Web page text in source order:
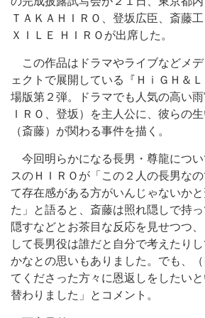
ＴＡＫＡＨＩＲＯ、登坂広臣、斎藤
ＸＩＬＥ ＨＩＲＯが出席した。
この作品はドラマやライブなどメ
ェクトで展開している『ＨｉＧＨ＆
場版第２弾。ドラマでも人気の高い
ＩＲＯ、登坂）を主人公に、彼らの
（斎藤）が関わる事件を描く。
今回明らかになる長男・尊龍につ
スのＨＩＲＯが「この２人の長男な
て存在感がある方がいんじゃないか
た」と語ると、斎藤は照れ隠しで持
隠すなどとお茶目な反応を見せつつ
して長男役は誰だと自分で考えたり
かなとの思いもありました。でも、
てくださった方々に恩返しをしたい
替わりました」とコメント。